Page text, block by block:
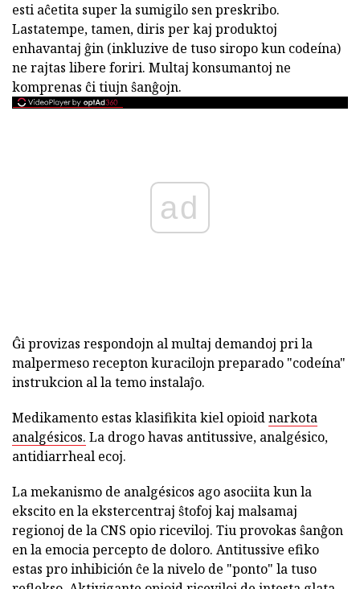
esti aĉetita super la sumigilo sen preskribo.
Lastatempe, tamen, diris per kaj produktoj
enhavantaj ĝin (inkluzive de tuso siropo kun codeína)
ne rajtas libere foriri. Multaj konsumantoj ne
komprenas ĉi tiujn ŝanĝojn.
ad
Ĝi provizas respondojn al multaj demandoj pri la
malpermeso recepton kuracilojn preparado "codeína"
instrukcion al la temo instalaĵo.
Medikamento estas klasifikita kiel opioidnarkota
analgésicos. La drogo havas antitussive, analgésico,
antidiarrheal ecoj.
La mekanismo de analgésicos ago asociita kun la
ekscito en la ekstercentraj ŝtofoj kaj malsamaj
regionoj de la CNS opio riceviloj. Tiu provokas ŝanĝon
en la emocia percepto de doloro. Antitussive efiko
estas pro inhibición ĉe la nivelo de "ponto" la tuso